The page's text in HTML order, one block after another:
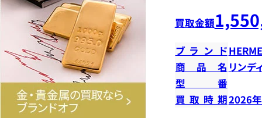
買取金額
ブランド
商品名 リンデ
型番
買取時期2026